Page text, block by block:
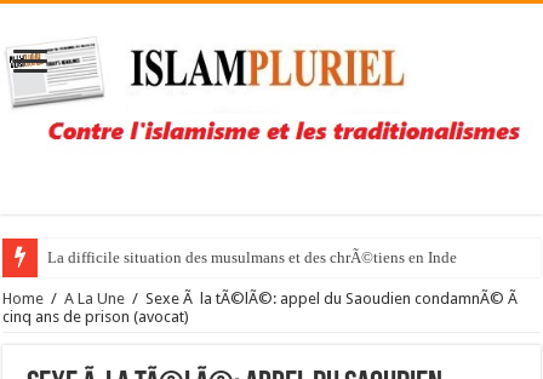
La difficile situation des musulmans et des chrÃ©tiens en Inde
Home / A La Une / Sexe Ã la tÃ©lÃ©: appel du Saoudien condamnÃ© Ã
cinq ans de prison (avocat)